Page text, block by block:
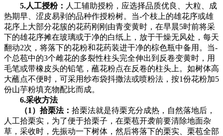
5.人工授粉： 人工辅助授粉，应选择品质优良、大粒、成
热期早、涩皮易剥的品种作授粉树。当-个枝上的雄花序或雄
花序上大部分花簇的花药刚刚由青变黄时，在早晨5时前将采
下的雄花序摊在玻璃或于净的白纸上，放于干燥无风处，每天
翻动2次，将落下的花粉和花药装进干净的棕色瓶中备用。当-
个总苞中的3个雌花的多裂性柱头完全伸出到反卷变黄时，用
毛笔或带橡皮头的铅笔，蘸花粉点在反卷的柱头上。如树体高
大蘸点不便时，可采用纱布袋抖撒法或喷粉法，按1份花粉加5
份山芋粉填充物配比而成。
6.采收方法
（1）拾栗法： 拾栗法就是待栗充分成热，自然落地后，
人工拾栗实，为了便于拾栗子，在栗苞开袭前要清除地面杂
草，采收时，先振动一下树体，然后将落下的栗实、栗苞全部